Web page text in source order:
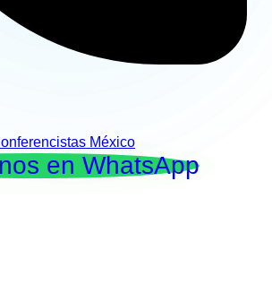
México
en WhatsApp